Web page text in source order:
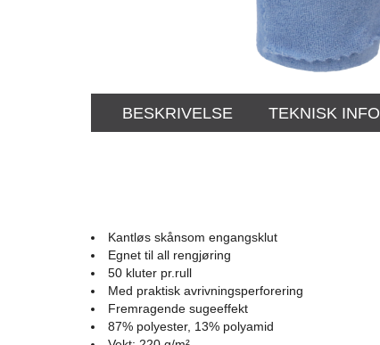
BESKRIVELSE TEKNISK INFO
Kantløs skånsom engangsklut
Egnet til all rengjøring
50 kluter pr.rull
Med praktisk avrivningsperforering
Fremragende sugeeffekt
87% polyester, 13% polyamid